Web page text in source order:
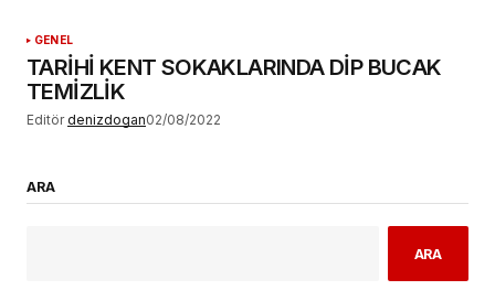
GENEL
TARİHİ KENT SOKAKLARINDA DİP BUCAK
TEMİZLİK
Editör denizdogan02/08/2022
ARA
ARA